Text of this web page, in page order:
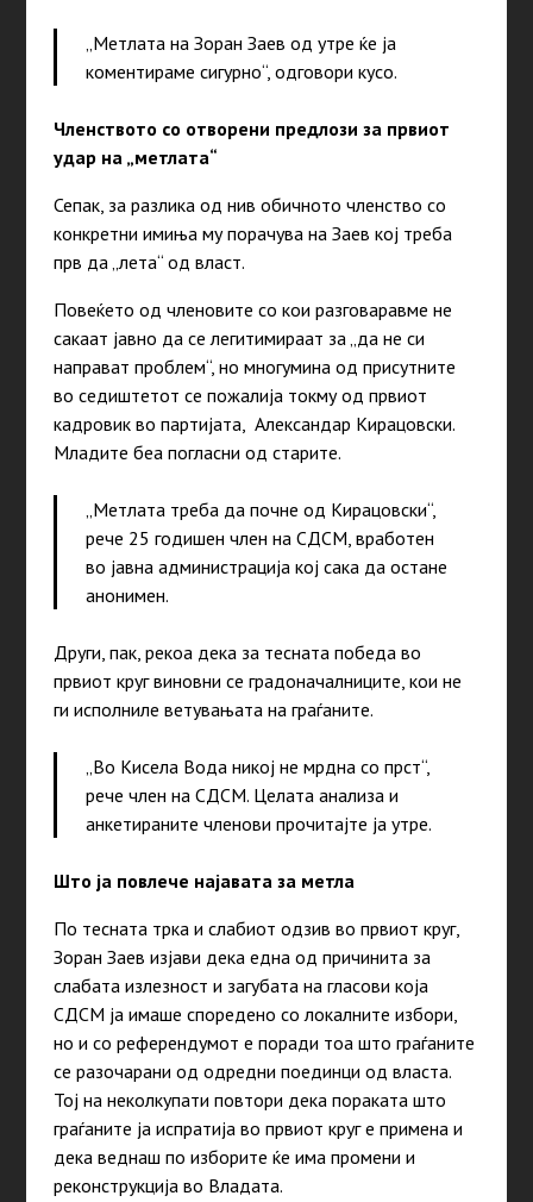
„Метлата на Зоран Заев од утре ќе ја
коментираме сигурно“, одговори кусо.
Членството со отворени предлози за првиот
удар на „метлата“
Сепак, за разлика од нив обичното членство со
конкретни имиња му порачува на Заев кој треба
прв да „лета“ од власт.
Повеќето од членовите со кои разговаравме не
сакаат јавно да се легитимираат за „да не си
направат проблем“, но многумина од присутните
во седиштетот се пожалија токму од првиот
кадровик во партијата, Александар Кирацовски.
Младите беа погласни од старите.
„Метлата треба да почне од Кирацовски“,
рече 25 годишен член на СДСМ, вработен
во јавна администрација кој сака да остане
анонимен.
Други, пак, рекоа дека за тесната победа во
првиот круг виновни се градоначалниците, кои не
ги исполниле ветувањата на граѓаните.
„Во Кисела Вода никој не мрдна со прст“,
рече член на СДСМ. Целата анализа и
анкетираните членови прочитајте ја утре.
Што ја повлече најавата за метла
По тесната трка и слабиот одзив во првиот круг,
Зоран Заев изјави дека една од причинита за
слабата излезност и загубата на гласови која
СДСМ ја имаше споредено со локалните избори,
но и со референдумот е поради тоа што граѓаните
се разочарани од одредни поединци од власта.
Тој на неколкупати повтори дека пораката што
граѓаните ја испратија во првиот круг е примена и
дека веднаш по изборите ќе има промени и
реконструкција во Владата.